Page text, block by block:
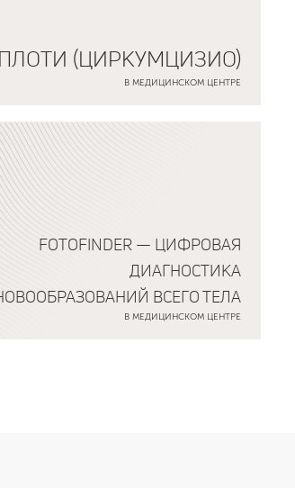
(ЦИРКУМЦИЗИО)
В МЕДИЦИНСКОМ ЦЕНТРЕ
FOTOFINDER — ЦИФРОВАЯ
ДИАГНОСТИКА
ВСЕГО ТЕЛА
В МЕДИЦИНСКОМ ЦЕНТРЕ